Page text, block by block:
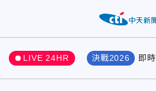
LIVE 24HR 決戰2026 即時